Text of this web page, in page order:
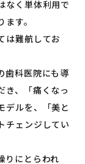
なく単体利用で
す。
は難航してお
歯科医院にも導
き、「痛くなっ
デルを、「美と
チェンジしてい
りにとらわれ